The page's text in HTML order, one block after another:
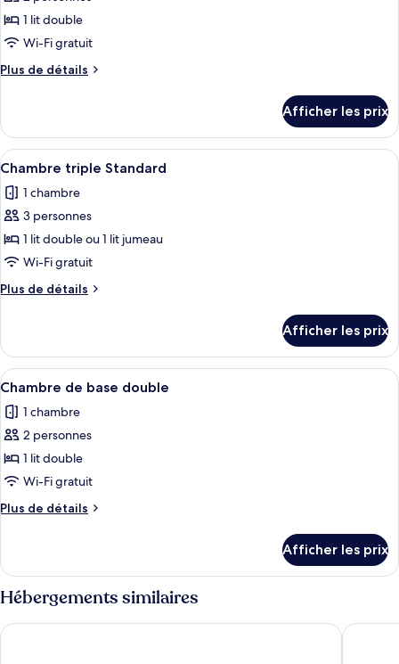
mer
mer
ce
type
chambre :
double,
vue
sur
la
mer
1 lit double
Wi-Fi gratuit
Plus de détails
Plus
Chambre
supérieure
double,
sur
la
Afficher les prix
Afficher
toutes
les
photos
pour
ce
type
de
Chambre
triple
Standard
Une chambre d’hôtel comprenant
1
Chambre triple Standard
1 chambre
3 personnes
1 lit double ou 1 lit jumeau
Wi-Fi gratuit
Plus de détails
Plus
Chambre
triple
Standard
Afficher les prix
Afficher
toutes
les
photos
pour
ce
type
de
Chambre
de
base
double
Une chambre d’hôtel comprenant
1
Chambre de base double
1 chambre
2 personnes
1 lit double
Wi-Fi gratuit
Plus de détails
Plus
Chambre
de
base
double
Afficher les prix
Hébergements similaires
Grand Hotel Llandudno The